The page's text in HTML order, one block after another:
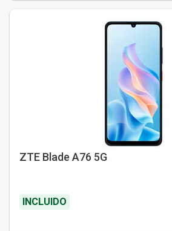
ZTE Blade A76 5G
INCLUIDO